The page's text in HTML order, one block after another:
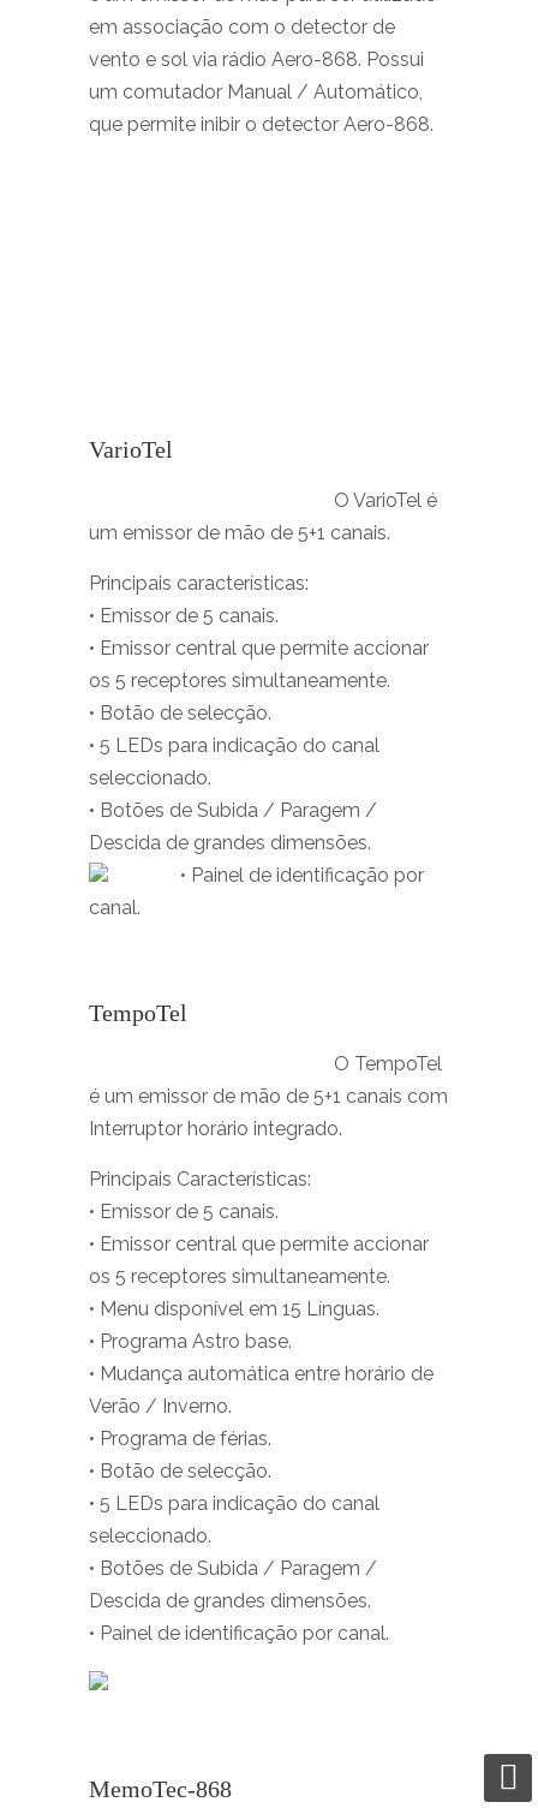
em associação com o detector de
vento e sol via rádio Aero-868. Possui
um comutador Manual / Automático,
que permite inibir o detector Aero-868.
VarioTel
O VarioTel é
um emissor de mão de 5+1 canais.
Principais características:
• Emissor de 5 canais.
• Emissor central que permite accionar
os 5 receptores simultaneamente.
• Botão de selecção.
• 5 LEDs para indicação do canal
seleccionado.
• Botões de Subida / Paragem /
Descida de grandes dimensões.
• Painel de identificação por
canal.
TempoTel
O TempoTel
é um emissor de mão de 5+1 canais com
Interruptor horário integrado.
Principais Características:
• Emissor de 5 canais.
• Emissor central que permite accionar
os 5 receptores simultaneamente.
• Menu disponível em 15 Línguas.
• Programa Astro base.
• Mudança automática entre horário de
Verão / Inverno.
• Programa de férias.
• Botão de selecção.
• 5 LEDs para indicação do canal
seleccionado.
• Botões de Subida / Paragem /
Descida de grandes dimensões.
• Painel de identificação por canal.
MemoTec-868